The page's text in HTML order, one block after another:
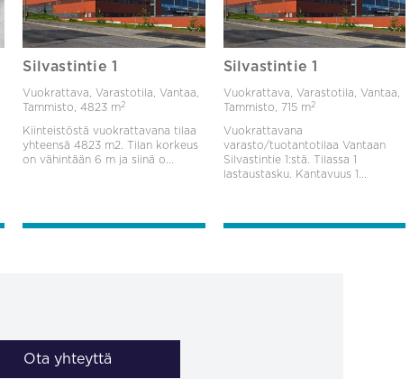
Silvastintie 1
Vuokrattava, Varastotila, Vantaa,
Tammisto,4823 m2
Kiinteistöstä vuokrattavana tilaa
yhteensä 4823 m2. Tilan korkeus
on vähintään 6 m ja siinä o...
Silvastintie 1
Vuokrattava, Varastotila, Vantaa,
Tammisto,
715 m2
Vuokrattavana
varasto/tuotantotilaa Vantaan
Silvastintie 1:stä. Tilassa 1
lastaustasku. Kantavuus 1...
Ota yhteyttä